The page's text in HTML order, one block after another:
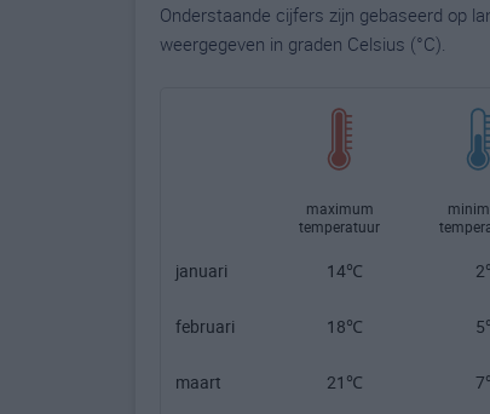
Onderstaande cijfers zijn gebaseerd op
weergegeven in graden Celsius (°C).
maximum
temperatuur
januari 14℃
februari 18℃
maart 21℃